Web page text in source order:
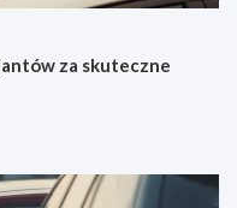
za skuteczne